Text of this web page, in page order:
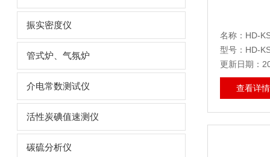
振实密度仪
管式炉、气氛炉
介电常数测试仪
活性炭碘值速测仪
碳硫分析仪
名称：HD-
型号：HD-
更新日期：
查看详情